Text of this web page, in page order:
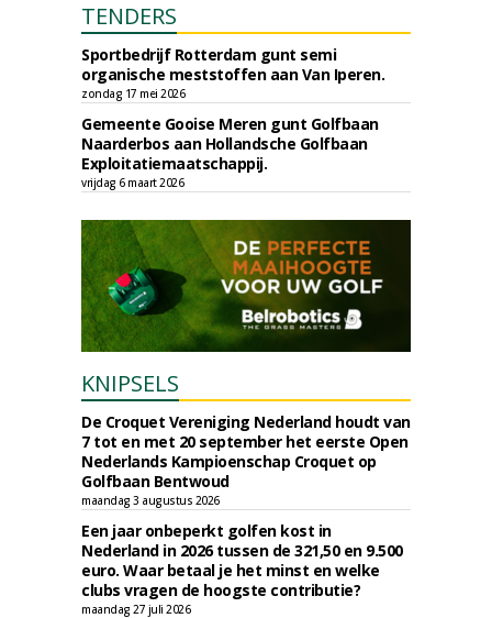
TENDERS
Sportbedrijf Rotterdam gunt semi
organische meststoffen aan Van Iperen.
zondag 17 mei 2026
Gemeente Gooise Meren gunt Golfbaan
Naarderbos aan Hollandsche Golfbaan
Exploitatiemaatschappij.
vrijdag 6 maart 2026
KNIPSELS
De Croquet Vereniging Nederland houdt van
7 tot en met 20 september het eerste Open
Nederlands Kampioenschap Croquet op
Golfbaan Bentwoud
maandag 3 augustus 2026
Een jaar onbeperkt golfen kost in
Nederland in 2026 tussen de 321,50 en 9.500
euro. Waar betaal je het minst en welke
clubs vragen de hoogste contributie?
maandag 27 juli 2026